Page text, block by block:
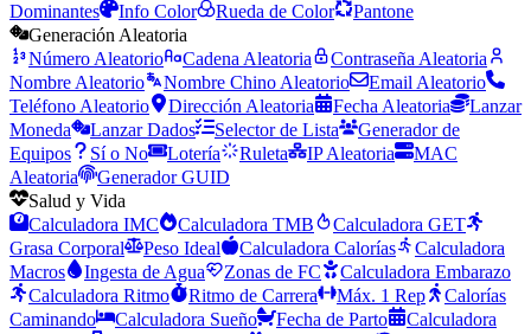
Dominantes
Info Color Rueda de Color
Pantone
Generación Aleatoria
Número Aleatorio
Cadena Aleatoria
Contraseña Aleatoria
Nombre Aleatorio
Nombre Chino Aleatorio
Email Aleatorio
Teléfono Aleatorio
Dirección Aleatoria Fecha Aleatoria
Lanzar
Moneda
Lanzar Dados Selector de Lista
Generador de
Equipos
Sí o No Lotería Ruleta IP Aleatoria
MAC
Aleatoria
Generador GUID
Salud y Vida
Calculadora IMC
Calculadora TMB
Calculadora GET
Grasa Corporal
Peso Ideal Calculadora Calorías
Calculadora
Macros
Ingesta de Agua Zonas de FC
Calculadora Embarazo
Calculadora Ritmo
Ritmo de Carrera Máx. 1 Rep
Calorías
Caminando
Calculadora Sueño Fecha de Parto
Calculadora